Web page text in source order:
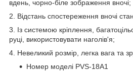
вдень, чорно-біле зображення вночі;
2. Відстань спостереження вночі
3. Із системою кріплення,
руці, використовувати наголів'я;
4. Невеликий розмір, легка вага та
Номер моделі PVS-18A1